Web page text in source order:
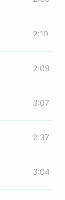
2:10
2:09
3:07
2:37
3:04